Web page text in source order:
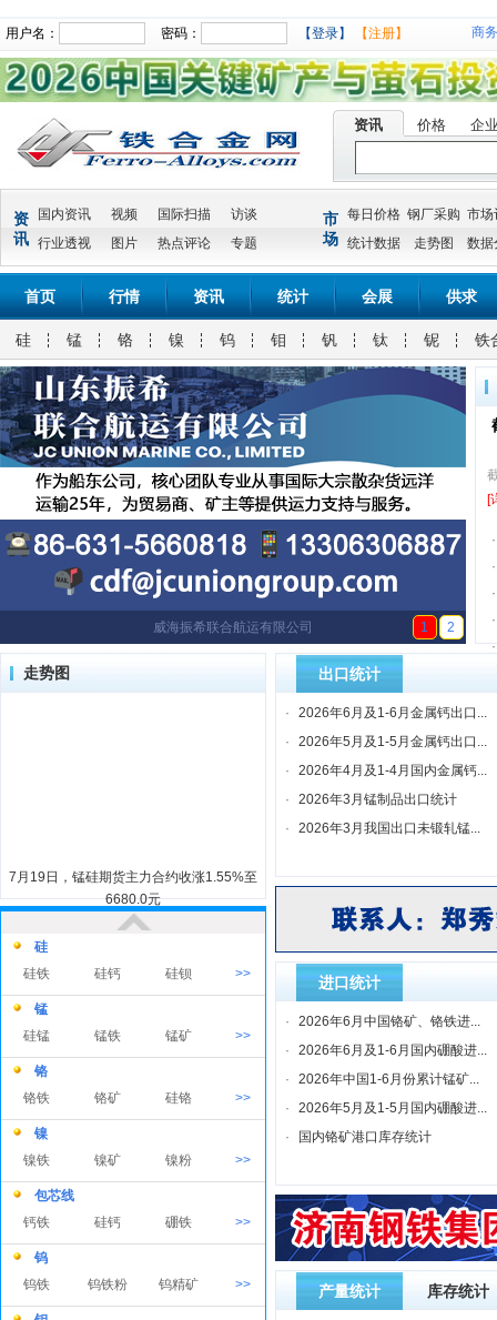
用户名： 密码： 【登录】 【注册】 商
资讯 价格 企
资
讯
国内资讯 视频 国际扫描
访谈
行业透视
图片 热点评论 专题
市
场
每日价格 钢厂采购 市场
统计数据
走势图 数据
首页 行情 资讯 统计 会展 供求
硅 锰 铬 镍 钨 钼 钒 钛 铌 铁
威海振希联合航运有限公司 1 2
[
·
·
·
·
·
走势图
7月19日，锰硅期货主力合约收涨1.55%至
6680.0元
钙
块
粒
锂
碳酸锂
锂电池 氢氧化锂
硅
硅铁
硅钙 硅钡 >>
锰
硅锰
锰铁 锰矿 >>
铬
铬铁
铬矿 硅铬 >>
镍
镍铁
镍矿 镍粉 >>
包芯线
钙铁
硅钙 硼铁 >>
钨
钨铁
钨铁粉 钨精矿 >>
出口统计
·
2026年6月及1-6月金属钙出口...
·
2026年5月及1-5月金属钙出口...
·
2026年4月及1-4月国内金属钙...
·
2026年3月锰制品出口统计
·
2026年3月我国出口未锻轧锰...
进口统计
·
2026年6月中国铬矿、铬铁进...
·
2026年6月及1-6月国内硼酸进...
·
2026年中国1-6月份累计锰矿...
·
2026年5月及1-5月国内硼酸进...
·
国内铬矿港口库存统计
产量统计 库存统计